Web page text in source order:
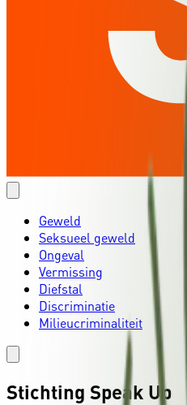
Geweld
Seksueel geweld
Ongeval
Vermissing
Diefstal
Discriminatie
Milieucriminaliteit
Stichting Speak Up